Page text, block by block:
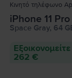
Κινητό τηλέφωνο
iPhone 11
Space Gray, 64
262 €